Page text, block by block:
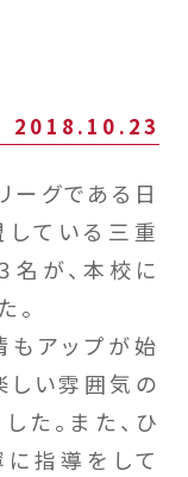
2018.10.23
ーグである日
ている三重
名が、本校に
。
アップが始
しい雰囲気の
た。また、ひ
指導をして